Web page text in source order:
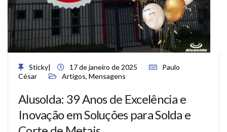
Sticky| 17 de janeiro de 2025
Paulo
César
Artigos, Mensagens
Alusolda: 39 Anos de Excelência e
Inovação em Soluções para Solda e